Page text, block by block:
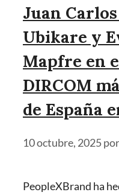
Juan
Ubikare y
Mapfre en
DIRCOM
de España
10 octubre, 2025por
PeopleXBrand ha